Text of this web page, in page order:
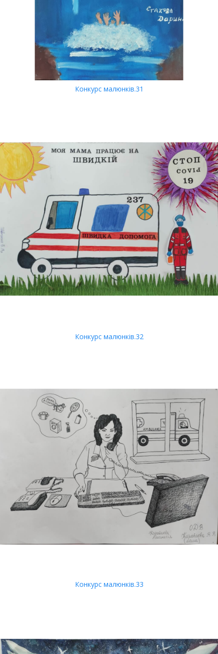
Конкурс малюнків.31
Конкурс малюнків.32
Конкурс малюнків.33